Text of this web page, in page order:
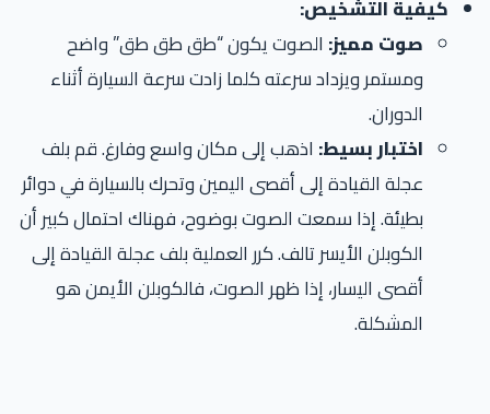
كيفية التشخيص:
صوت مميز: الصوت يكون “طق طق طق” واضح
ومستمر ويزداد سرعته كلما زادت سرعة السيارة أثناء
الدوران.
اختبار بسيط: اذهب إلى مكان واسع وفارغ. قم بلف
عجلة القيادة إلى أقصى اليمين وتحرك بالسيارة في دوائر
بطيئة. إذا سمعت الصوت بوضوح، فهناك احتمال كبير أن
الكوبلن الأيسر تالف. كرر العملية بلف عجلة القيادة إلى
أقصى اليسار، إذا ظهر الصوت، فالكوبلن الأيمن هو
المشكلة.